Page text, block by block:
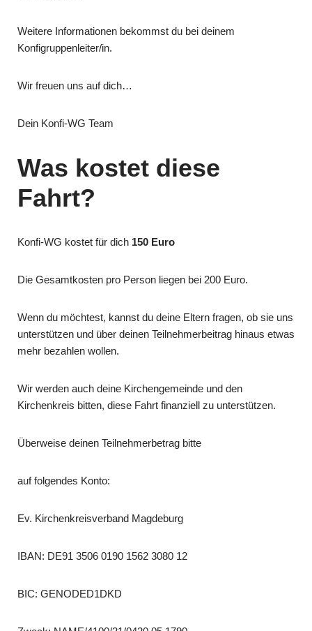
Weitere Informationen bekommst du bei deinem
Konfigruppenleiter/in.
Wir freuen uns auf dich…
Dein Konfi-WG Team
Was kostet diese
Fahrt?
Konfi-WG kostet für dich 150 Euro
Die Gesamtkosten pro Person liegen bei 200 Euro.
Wenn du möchtest, kannst du deine Eltern fragen, ob sie uns
unterstützen und über deinen Teilnehmerbeitrag hinaus etwas
mehr bezahlen wollen.
Wir werden auch deine Kirchengemeinde und den
Kirchenkreis bitten, diese Fahrt finanziell zu unterstützen.
Überweise deinen Teilnehmerbetrag bitte
auf folgendes Konto:
Ev. Kirchenkreisverband Magdeburg
IBAN: DE91 3506 0190 1562 3080 12
BIC: GENODED1DKD